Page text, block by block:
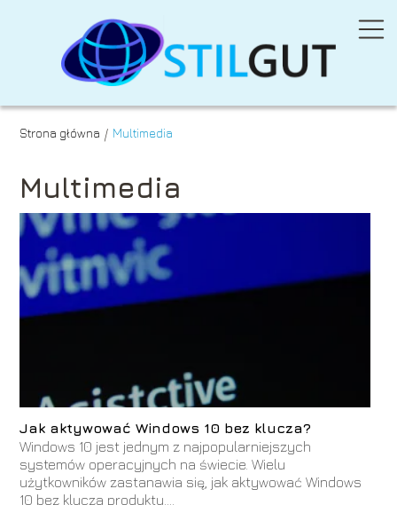
Strona główna / Multimedia
Multimedia
Jak aktywować Windows 10 bez klucza?
Windows 10 jest jednym z najpopularniejszych
systemów operacyjnych na świecie. Wielu
użytkowników zastanawia się, jak aktywować Windows
10 bez klucza produktu....